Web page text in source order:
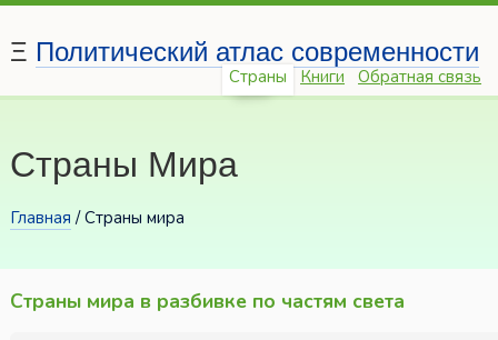
Ξ Политический атлас современности
Страны Книги Обратная связь
Страны Мира
Главная /Страны мира
Страны мира в разбивке по частям света